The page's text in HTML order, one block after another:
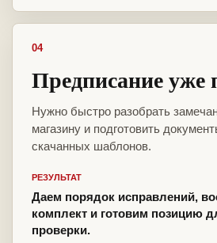
04
Предписание уже
Нужно быстро разобрать
магазину и подготовить
скачанных шаблонов.
РЕЗУЛЬТАТ
Даем порядок исправлений,
комплект и готовим позицию
проверки.